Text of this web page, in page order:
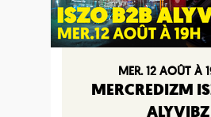
MER. 12 AOÛT À
MERCREDIZM
ALYVIBZ